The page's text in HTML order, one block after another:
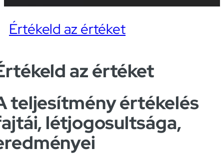
Értékeld az értéket
az értéket
teljesítmény értékelés
létjogosultsága,